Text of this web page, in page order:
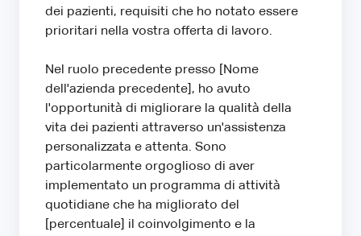
dei pazienti, requisiti che ho notato essere
prioritari nella vostra offerta di lavoro.
Nel ruolo precedente presso [Nome
dell'azienda precedente], ho avuto
l'opportunità di migliorare la qualità della
vita dei pazienti attraverso un'assistenza
personalizzata e attenta. Sono
particolarmente orgoglioso di aver
implementato un programma di attività
quotidiane che ha migliorato del
[percentuale] il coinvolgimento e la